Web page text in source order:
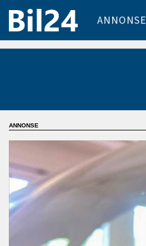
ANNONSE